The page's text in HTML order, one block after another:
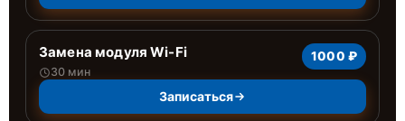
Замена модуля Wi-Fi
30 мин
1000 ₽
Записаться